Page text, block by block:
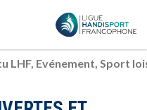
LHF, Evénement, Sport